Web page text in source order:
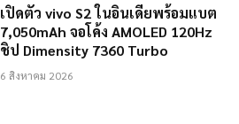
เปิดตัว vivo S2 ในอินเดียพร้อมแบต
7,050mAh จอโค้ง AMOLED 120Hz
ชิป Dimensity 7360 Turbo
6 สิงหาคม 2026